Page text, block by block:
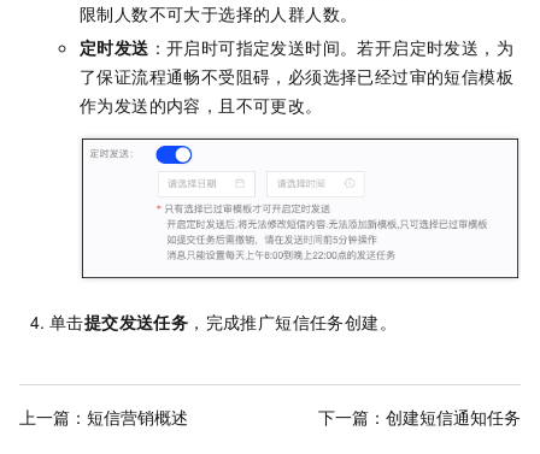
限制人数不可大于选择的人群人数。
定时发送 ：开启时可指定发送时间。若开启定时发送，为
了保证流程通畅不受阻碍，必须选择已经过审的短信模板
作为发送的内容，且不可更改。
单击提交发送任务 ，完成推广短信任务创建。
上一篇： 短信营销概述 下一篇： 创建短信通知任务